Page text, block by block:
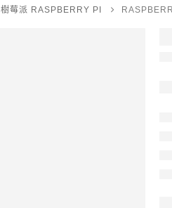
樹莓派 RASPBERRY PI